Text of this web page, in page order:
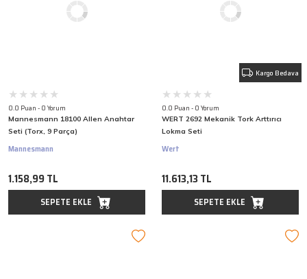
0.0 Puan - 0 Yorum
Mannesmann 18100 Allen Anahtar
Seti (Torx, 9 Parça)
Mannesmann
1.158,99 TL
SEPETE EKLE
Kargo Bedava
0.0 Puan - 0 Yorum
WERT 2692 Mekanik Tork Arttırıcı
Lokma Seti
Wert
11.613,13 TL
SEPETE EKLE